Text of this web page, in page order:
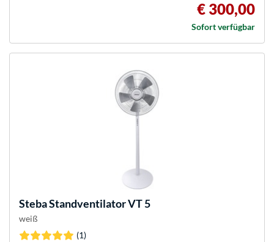
€ 300,00
Sofort verfügbar
StebaStandventilator VT 5
weiß
(1)